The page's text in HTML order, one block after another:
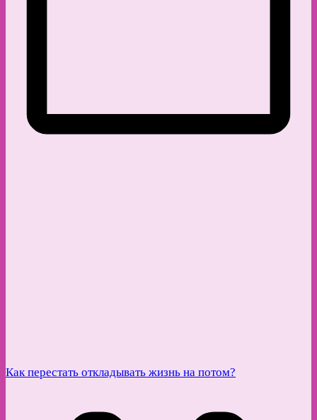
Как перестать откладывать жизнь на потом?